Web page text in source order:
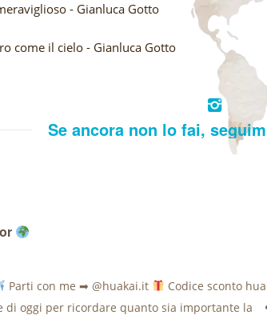
- Gianluca Gotto
come il cielo - Gianluca Gotto
Se ancora non lo fai,
Parti con me ➡ @huakai.it Codice sconto